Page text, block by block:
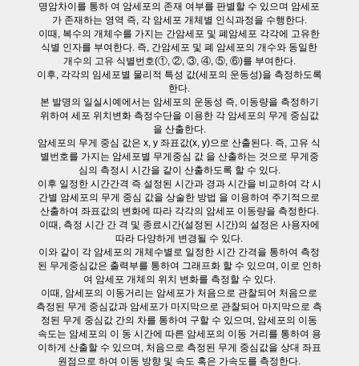
명암차이를 통하 여 암세포의 존재 여부를 판별할 수 있으며 암세포
가 존재하는 영역 즉, 각 암세포 개체별 인식과정을 수행한다.
이때, 복수의 개체수를 가지는 간암세포 및 폐암세포 각각에 고유한
식별 인자를 부여한다. 즉, 간암세포 및 폐 암세포의 개수와 동일한
개수의 고유 식별번호(①, ②, ③, ④, ⑤, ⑥)를 부여한다.
이후, 각각의 임세포별 물리적 특성 값(세포의 운동성)을 측정하도록
한다.
본 발명의 일실시예에서는 암세포의 운동성 즉, 이동량을 측정하기
위하여 세포 위치변화 측정수단을 이용한 각 암세포의 무게 중심값
을 산출한다.
암세포의 무게 중심 값은 x, y 좌표값(x, y)으로 산출된다. 즉, 고유 식
별번호를 가지는 암세포별 무게중심 값 을 산출하는 것으로 무게중
심의 측정시 시간을 같이 산출하도록 할 수 있다.
이후 일정한 시간간격 즉 설정된 시간과 경과 시간을 비교하여 각 시
간별 암세포의 무게 중심 값을 상술한 방법 을 이용하여 주기적으로
산출하여 좌표값의 변화에 따라 각각의 암세포 이동량을 측정한다.
이때, 측정 시간 간 격 및 종료시간(설정된 시간)의 설정은 사용자에
따라 다양하게 변경될 수 있다.
이와 같이 각 암세포의 개체수별로 일정한 시간 간격을 통하여 측정
된 무게중심값은 출력부를 통하여 그래프화 할 수 있으며, 이로 인하
여 암세포 개체의 위치 변화를 측정할 수 있다.
이때, 암세포의 이동거리는 암세포가 처음으로 관찰되어 처음으로
측정된 무게 중심값과 암세포가 마지막으로 관찰되어 마지막으로 측
정된 무게 중심값 간의 차를 통하여 구할 수 있으며, 암세포의 이동
속도는 암세포의 이 동 시간에 따른 암세포의 이동 거리를 통하여 용
이하게 산출할 수 있으며, 처음으로 측정된 무게 중심값을 상대 좌표
원점으로 하여 이동 방향 및 속도 혹은 가속도를 측정한다.